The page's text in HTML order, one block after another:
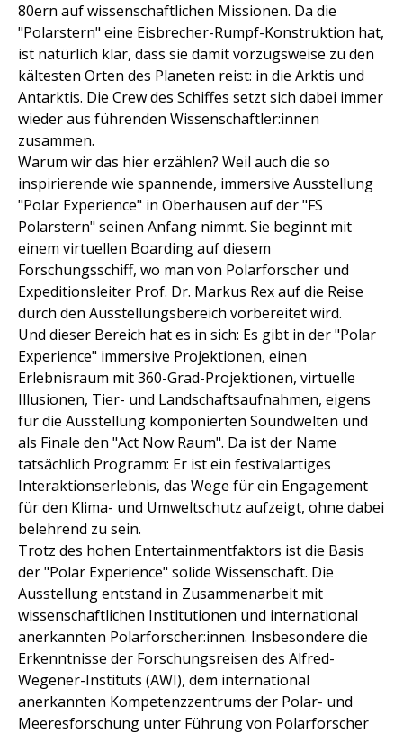
80ern auf wissenschaftlichen Missionen. Da die
"Polarstern" eine Eisbrecher-Rumpf-Konstruktion hat,
ist natürlich klar, dass sie damit vorzugsweise zu den
kältesten Orten des Planeten reist: in die Arktis und
Antarktis. Die Crew des Schiffes setzt sich dabei immer
wieder aus führenden Wissenschaftler:innen
zusammen.
Warum wir das hier erzählen? Weil auch die so
inspirierende wie spannende, immersive Ausstellung
"Polar Experience" in Oberhausen auf der "FS
Polarstern" seinen Anfang nimmt. Sie beginnt mit
einem virtuellen Boarding auf diesem
Forschungsschiff, wo man von Polarforscher und
Expeditionsleiter Prof. Dr. Markus Rex auf die Reise
durch den Ausstellungsbereich vorbereitet wird.
Und dieser Bereich hat es in sich: Es gibt in der "Polar
Experience" immersive Projektionen, einen
Erlebnisraum mit 360-Grad-Projektionen, virtuelle
Illusionen, Tier- und Landschaftsaufnahmen, eigens
für die Ausstellung komponierten Soundwelten und
als Finale den "Act Now Raum". Da ist der Name
tatsächlich Programm: Er ist ein festivalartiges
Interaktionserlebnis, das Wege für ein Engagement
für den Klima- und Umweltschutz aufzeigt, ohne dabei
belehrend zu sein.
Trotz des hohen Entertainmentfaktors ist die Basis
der "Polar Experience" solide Wissenschaft. Die
Ausstellung entstand in Zusammenarbeit mit
wissenschaftlichen Institutionen und international
anerkannten Polarforscher:innen. Insbesondere die
Erkenntnisse der Forschungsreisen des Alfred-
Wegener-Instituts (AWI), dem international
anerkannten Kompetenzzentrums der Polar- und
Meeresforschung unter Führung von Polarforscher